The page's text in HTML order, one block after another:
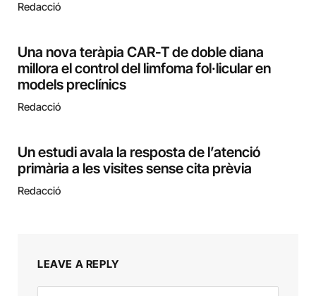
Redacció
Una nova teràpia CAR-T de doble diana
millora el control del limfoma fol·licular en
models preclínics
Redacció
Un estudi avala la resposta de l’atenció
primària a les visites sense cita prèvia
Redacció
LEAVE A REPLY